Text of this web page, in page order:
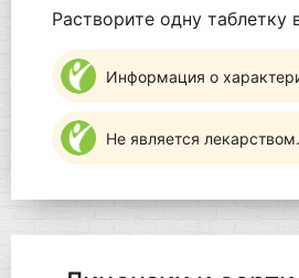
Растворите одну
Информация о
Не является